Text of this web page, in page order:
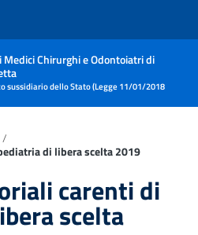
Medici Chirurghi e Odontoiatri di
sussidiario dello Stato (Legge 11/01/2018
/
di libera scelta 2019
carenti di
scelta